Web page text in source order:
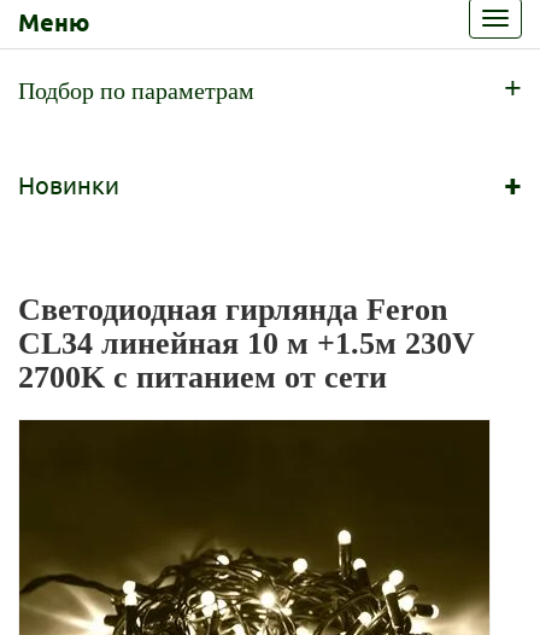
Меню
Подбор по параметрам +
Новинки +
Светодиодная гирлянда Feron
CL34 линейная 10 м +1.5м 230V
2700K c питанием от сети